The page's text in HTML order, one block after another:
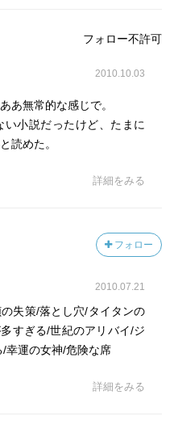
フォロー不許可
2010.10.03
あ無常的な感じで。
小説だったけど、たまに
読めた。
詳細をみる
フォロー
2010.07.21
失策/落とし穴/タイタンの
すぎる/世紀のアリバイ/ジ
幸運の女神/危険な席
詳細をみる